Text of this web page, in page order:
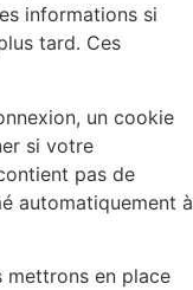
informations si
tard. Ces
un cookie
si votre
pas de
automatiquement à
mettrons en place